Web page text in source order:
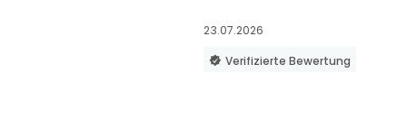
23.07.2026
Verifizierte Bewertung